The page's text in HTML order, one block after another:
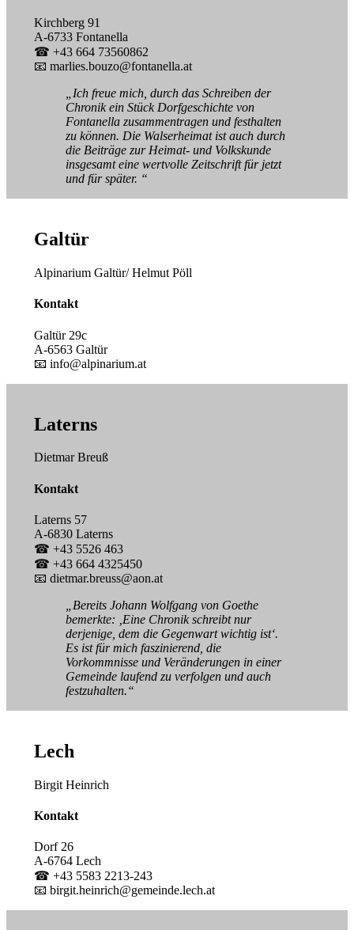
Kirchberg 91
A-6733 Fontanella
☎ +43 664 73560862
📧 marlies.bouzo@fontanella.at
„Ich freue mich, durch das Schreiben der
Chronik ein Stück Dorfgeschichte von
Fontanella zusammentragen und festhalten
zu können. Die Walserheimat ist auch durch
die Beiträge zur Heimat- und Volkskunde
insgesamt eine wertvolle Zeitschrift für jetzt
und für später. “
Galtür
Alpinarium Galtür/ Helmut Pöll
Kontakt
Galtür 29c
A-6563 Galtür
📧 info@alpinarium.at
Laterns
Dietmar Breuß
Kontakt
Laterns 57
A-6830 Laterns
☎ +43 5526 463
☎ +43 664 4325450
📧 dietmar.breuss@aon.at
„Bereits Johann Wolfgang von Goethe
bemerkte: ‚Eine Chronik schreibt nur
derjenige, dem die Gegenwart wichtig ist‘.
Es ist für mich faszinierend, die
Vorkommnisse und Veränderungen in einer
Gemeinde laufend zu verfolgen und auch
festzuhalten.“
Lech
Birgit Heinrich
Kontakt
Dorf 26
A-6764 Lech
☎ +43 5583 2213-243
📧 birgit.heinrich@gemeinde.lech.at